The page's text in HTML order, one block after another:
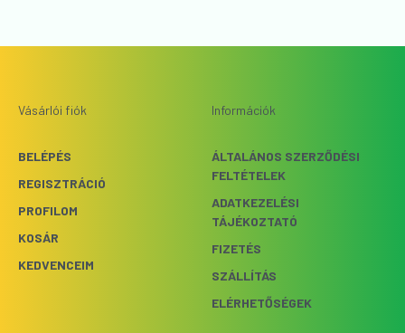
Vásárlói fiók
BELÉPÉS
REGISZTRÁCIÓ
PROFILOM
KOSÁR
KEDVENCEIM
Információk
ÁLTALÁNOS SZERZŐDÉSI
FELTÉTELEK
ADATKEZELÉSI
TÁJÉKOZTATÓ
FIZETÉS
SZÁLLÍTÁS
ELÉRHETŐSÉGEK